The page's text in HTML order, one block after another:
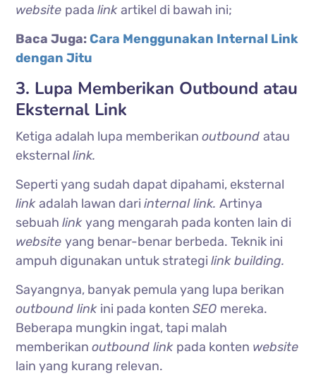
website padalinkartikel di bawah ini;
Baca Juga:Cara Menggunakan Internal Link
dengan Jitu
3. Lupa Memberikan Outbound atau
Eksternal Link
Ketiga adalah lupa memberikanoutboundatau
eksternallink.
Seperti yang sudah dapat dipahami, eksternal
linkadalah lawan dariinternal link.Artinya
sebuahlinkyang mengarah pada konten lain di
websiteyang benar-benar berbeda. Teknik ini
ampuh digunakan untuk strategilink building.
Sayangnya, banyak pemula yang lupa berikan
outbound link ini pada kontenSEO mereka.
Beberapa mungkin ingat, tapi malah
memberikanoutbound link pada konten website
lain yang kurang relevan.